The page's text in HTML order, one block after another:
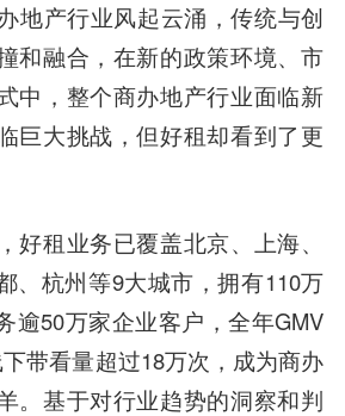
产行业风起云涌，传统与创
和融合，在新的政策环境、市
中，整个商办地产行业面临新
巨大挑战，但好租却看到了更
租业务已覆盖北京、上海、
、杭州等9大城市，拥有110万
逾50万家企业客户，全年GMV
带看量超过18万次，成为商办
。基于对行业趋势的洞察和判